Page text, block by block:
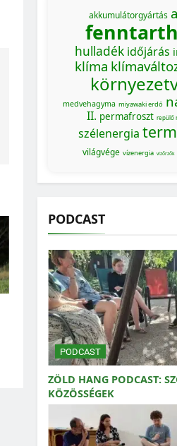
akkumulátorgyártás
hulladék időjárás
klíma
medvehagyma miyawaki erdő
II. permafroszt repülő
szélenergia
világvége vízenergia vízőrzők
PODCAST
PODCAST
ZÖLD HANG PODCAST:
KÖZÖSSÉGEK